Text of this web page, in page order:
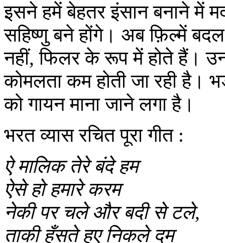
इसने हमें बेहतर इंसान बनाने में
सहिष्णु बने होंगे। अब फ़िल्में
नहीं, फिलर के रूप में होते हैं।
कोमलता कम होती जा रही
को गायन माना जाने लगा है।
भरत व्यास रचित पूरा गीत :
ऐ मालिक तेरे बंदे हम
ऐसे हो हमारे करम
नेकी पर चले और बदी से टले,
ताकी हँसते हुए निकले दम